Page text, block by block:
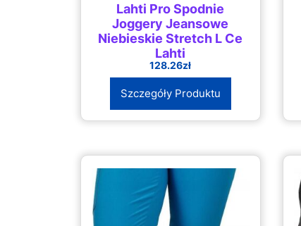
Lahti Pro Spodnie
Joggery Jeansowe
Niebieskie Stretch L Ce
Lahti
128.26zł
Szczegóły Produktu